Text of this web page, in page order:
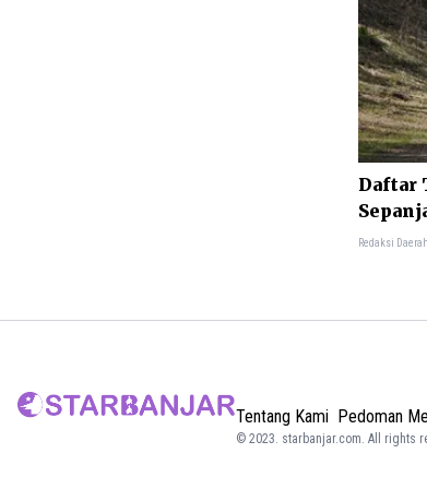
Daftar
in
Redaksi Daerah
Tentang Kami Pedoman
© 2023. starbanjar.com. All rights